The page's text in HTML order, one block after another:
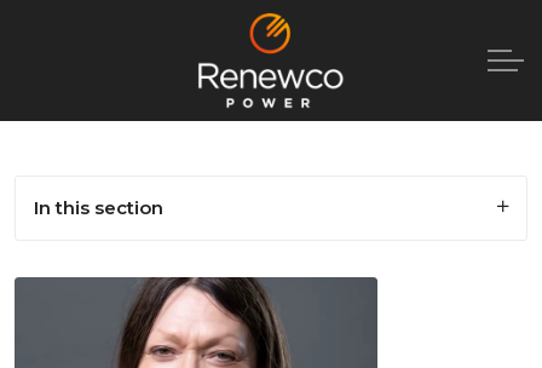
In this section